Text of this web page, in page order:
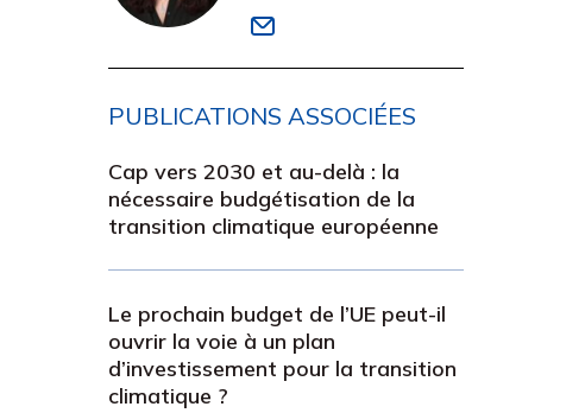
PUBLICATIONS ASSOCIÉES
Cap vers 2030 et au-delà : la
nécessaire budgétisation de la
transition climatique européenne
Le prochain budget de l’UE peut-il
ouvrir la voie à un plan
d’investissement pour la transition
climatique ?